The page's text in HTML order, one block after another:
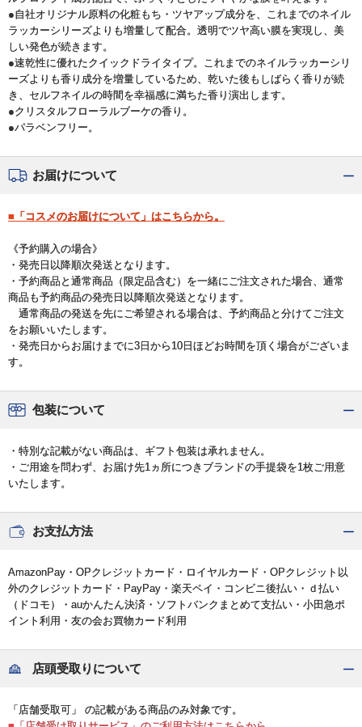
●自社オリジナル原料の化粧もち・ツヤアップ成分を、これまでのネイル
ラッカーシリーズよりも増量して配合。透明でツヤ高い膜を実現し、美
しい発色が続きます。
●速乾性に優れたクイックドライタイプ。これまでのネイルラッカーシリ
ーズよりも香り成分を増量しているため、乾いた後もしばらく香りが続
き、セルフネイルの時間を幸福感に満ちた香り演出します。
●クリスタルフローラルブーケの香り。
●パラベンフリー。
お届けについて
■「コスメのお届けについて」はこちらから。
《予約購入の場合》
・発売日以降順次発送となります。
・予約商品と通常商品（限定品含む）を一緒にご注文された場合、通常
商品も予約商品の発売日以降順次発送となります。
通常商品の発送を先にご希望される場合は、予約商品と分けてご注文
をお願いいたします。
・発売日からお届けまでに3日から10日ほどお時間を頂く場合がございま
す。
包装について
・特別な記載がない商品は、ギフト包装は承れません。
・ご用途を問わず、お届け先1ヵ所につきブランドの手提袋を1枚ご用意
いたします。
お支払方法
AmazonPay・OPクレジットカード・ロイヤルカード・OPクレジット以
外のクレジットカード・PayPay・楽天ペイ・コンビニ後払い・ｄ払い
（ドコモ）・auかんたん決済・ソフトバンクまとめて支払い・小田急ポ
イント利用・友の会お買物カード利用
店頭受取りについて
「店舗受取可」 の記載がある商品のみ対象です。